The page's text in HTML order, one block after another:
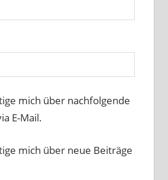
mich über nachfolgende
E-Mail.
mich über neue Beiträge